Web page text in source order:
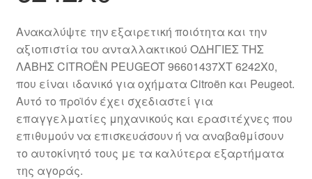
Μεταφορά
Ο λογαριασμός μου
Ολοκλήρωση αγοράς
Οροι και Προϋποθέσεις
Ανακαλύψτε την εξαιρετική ποιότητα και την
αξιοπιστία του ανταλλακτικού ΟΔΗΓΙΕΣ ΤΗΣ
ΛΑΒΗΣ CITROËN PEUGEOT 96601437XT 6242X0,
που είναι ιδανικό για οχήματα Citroën και Peugeot.
Αυτό το προϊόν έχει σχεδιαστεί για
επαγγελματίες μηχανικούς και ερασιτέχνες που
επιθυμούν να επισκευάσουν ή να αναβαθμίσουν
το αυτοκίνητό τους με τα καλύτερα εξαρτήματα
της αγοράς.